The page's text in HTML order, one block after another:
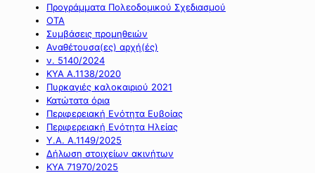
Προγράμματα Πολεοδομικού Σχεδιασμού
ΟΤΑ
Συμβάσεις προμηθειών
Αναθέτουσα(ες) αρχή(ές)
ν. 5140/2024
ΚΥΑ Α.1138/2020
Πυρκαγιές καλοκαιριού 2021
Κατώτατα όρια
Περιφερειακή Ενότητα Ευβοίας
Περιφερειακή Ενότητα Ηλείας
Υ.Α. Α.1149/2025
Δήλωση στοιχείων ακινήτων
ΚΥΑ 71970/2025